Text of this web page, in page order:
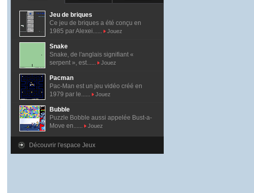
Jeu de briques
Ce jeu de briques a été conçu en
1985 par Alexei......
Jouez
Snake
Snake, de l'anglais signifiant «
serpent », est......
Jouez
Pacman
Pac-Man est un jeu vidéo créé en
1979 par le......
Jouez
Bubble
Puzzle Bobble aussi appelée Bust-a-
Move en......
Jouez
Découvrir l'espace Jeux